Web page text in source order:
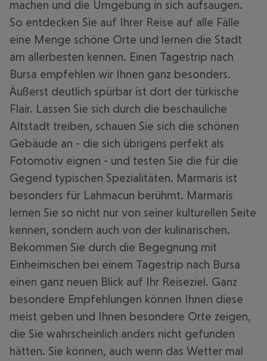
machen und die Umgebung in sich aufsaugen.
So entdecken Sie auf Ihrer Reise auf alle Fälle
eine Menge schöne Orte und lernen die Stadt
am allerbesten kennen. Einen Tagestrip nach
Bursa empfehlen wir Ihnen ganz besonders.
Äußerst deutlich spürbar ist dort der türkische
Flair. Lassen Sie sich durch die beschauliche
Altstadt treiben, schauen Sie sich die schönen
Gebäude an - die sich übrigens perfekt als
Fotomotiv eignen - und testen Sie die für die
Gegend typischen Spezialitäten. Marmaris ist
besonders für Lahmacun berühmt. Marmaris
lernen Sie so nicht nur von seiner kulturellen Seite
kennen, sondern auch von der kulinarischen.
Bekommen Sie durch die Begegnung mit
Einheimischen bei einem Tagestrip nach Bursa
einen ganz neuen Blick auf Ihr Reiseziel. Ganz
besondere Empfehlungen können Ihnen diese
meist geben und Ihnen besondere Orte zeigen,
die Sie wahrscheinlich anders nicht gefunden
hätten. Sie können, auch wenn das Wetter mal